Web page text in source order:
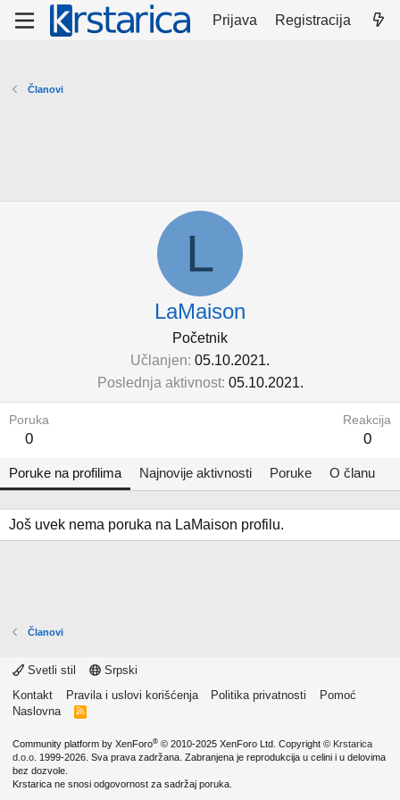
Prijava Registracija
Članovi
L
LaMaison
Početnik
Učlanjen 05.10.2021.
Poslednja aktivnost 05.10.2021.
Poruka
0
Reakcija
0
Poruke na profilima Najnovije aktivnosti Poruke O članu
Još uvek nema poruka na LaMaison profilu.
Članovi
Svetli stil
Srpski
Kontakt
Pravila i uslovi korišćenja Politika privatnosti
Pomoć
Naslovna
R
Community platform by XenForo® © 2010-2025 XenForo Ltd. Copyright © Krstarica
d.o.o. 1999-2026. Sva prava zadržana. Zabranjena je reprodukcija u celini i u delovima
bez dozvole.
Krstarica ne snosi odgovornost za sadržaj poruka.